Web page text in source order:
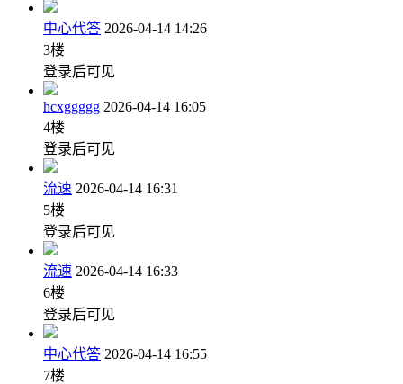
中心代答 2026-04-14 14:26
3楼
登录后可见
hcxggggg 2026-04-14 16:05
4楼
登录后可见
流速 2026-04-14 16:31
5楼
登录后可见
流速 2026-04-14 16:33
6楼
登录后可见
中心代答 2026-04-14 16:55
7楼